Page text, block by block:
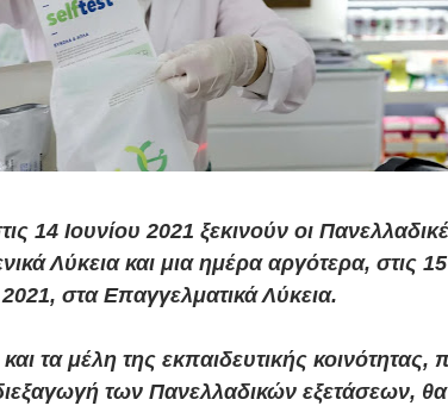
14 Ιουνίου 2021 ξεκινούν οι
Λύκεια και μια ημέρα αργότερα, στις 15
2021, στα Επαγγελματικά Λύκεια.
τα μέλη της εκπαιδευτικής κοινότητας,
των Πανελλαδικών εξετάσεων, θα